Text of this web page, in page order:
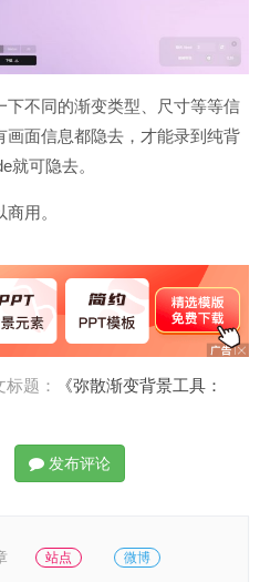
不同的渐变类型、尺寸等等信
面信息都隐去，才能录到纯背
就可隐去。
用。
标题：
《弥散渐变背景工具：
发布评论
站点 微博